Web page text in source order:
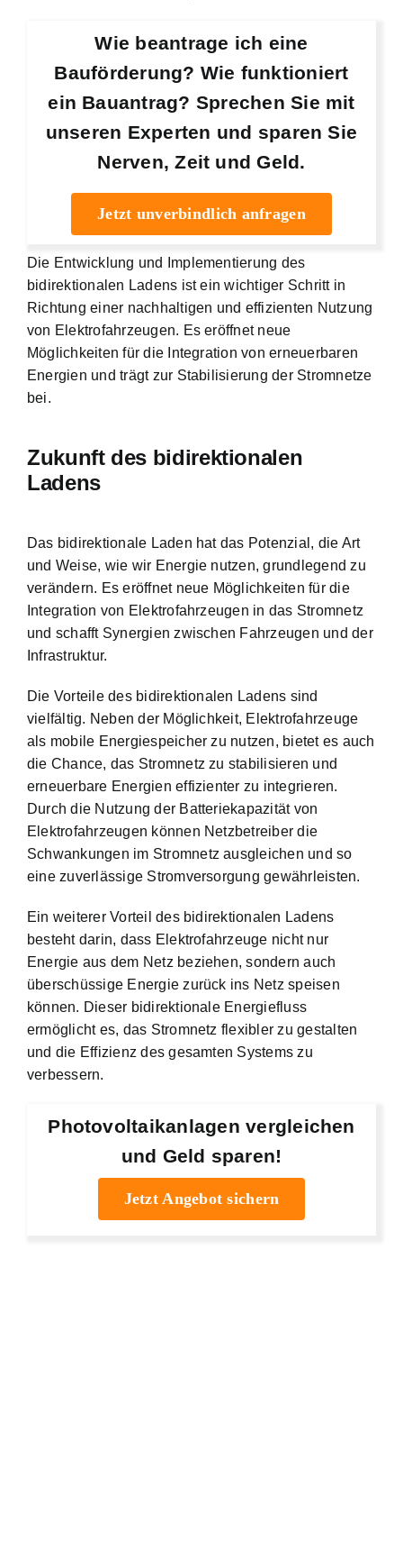
Wie beantrage ich eine
Bauförderung? Wie funktioniert
ein Bauantrag? Sprechen Sie mit
unseren Experten und sparen Sie
Nerven, Zeit und Geld.
Jetzt unverbindlich anfragen
Die Entwicklung und Implementierung des
bidirektionalen Ladens ist ein wichtiger Schritt in
Richtung einer nachhaltigen und effizienten Nutzung
von Elektrofahrzeugen. Es eröffnet neue
Möglichkeiten für die Integration von erneuerbaren
Energien und trägt zur Stabilisierung der Stromnetze
bei.
Zukunft des bidirektionalen
Ladens
Das bidirektionale Laden hat das Potenzial, die Art
und Weise, wie wir Energie nutzen, grundlegend zu
verändern. Es eröffnet neue Möglichkeiten für die
Integration von Elektrofahrzeugen in das Stromnetz
und schafft Synergien zwischen Fahrzeugen und der
Infrastruktur.
Die Vorteile des bidirektionalen Ladens sind
vielfältig. Neben der Möglichkeit, Elektrofahrzeuge
als mobile Energiespeicher zu nutzen, bietet es auch
die Chance, das Stromnetz zu stabilisieren und
erneuerbare Energien effizienter zu integrieren.
Durch die Nutzung der Batteriekapazität von
Elektrofahrzeugen können Netzbetreiber die
Schwankungen im Stromnetz ausgleichen und so
eine zuverlässige Stromversorgung gewährleisten.
Ein weiterer Vorteil des bidirektionalen Ladens
besteht darin, dass Elektrofahrzeuge nicht nur
Energie aus dem Netz beziehen, sondern auch
überschüssige Energie zurück ins Netz speisen
können. Dieser bidirektionale Energiefluss
ermöglicht es, das Stromnetz flexibler zu gestalten
und die Effizienz des gesamten Systems zu
verbessern.
Photovoltaikanlagen vergleichen
und Geld sparen!
Jetzt Angebot sichern